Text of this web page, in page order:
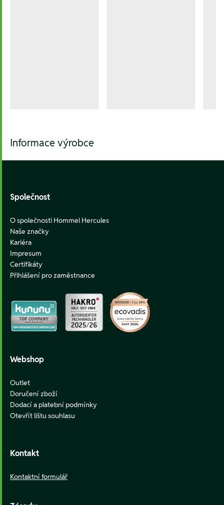
Informace výrobce
Společnost
O společnosti Hommel Hercules
Naše značky
Kariéra
Impresum
Certifikáty
Přihlášení pro zaměstnance
Webshop
Outlet
Doručení zboží
Dodací a platební podmínky
Otevřít lištu souhlasu
Kontakt
Kontaktní formulář